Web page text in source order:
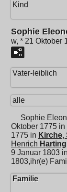
Kind
Sophie
w, * 21 Oktober
Vater-leiblich
alle
Sophie
Oktober 1775 in
1775 in Kirche,
Henrich Harting
9 Januar 1803 in
1803,ihr(e)
Familie